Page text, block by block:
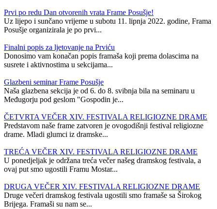
Prvi po redu Dan otvorenih vrata Frame Posušje!
Uz lijepo i sunčano vrijeme u subotu 11. lipnja 2022. godine, Frama
Posušje organizirala je po prvi...
Finalni popis za ljetovanje na Prviću
Donosimo vam konačan popis framaša koji prema dolascima na
susrete i aktivnostima u sekcijama...
Glazbeni seminar Frame Posušje
Naša glazbena sekcija je od 6. do 8. svibnja bila na seminaru u
Međugorju pod geslom "Gospodin je...
ČETVRTA VEČER XIV. FESTIVALA RELIGIOZNE DRAME
Predstavom naše frame zatvoren je ovogodišnji festival religiozne
drame. Mladi glumci iz dramske...
TREĆA VEČER XIV. FESTIVALA RELIGIOZNE DRAME
U ponedjeljak je održana treća večer našeg dramskog festivala, a
ovaj put smo ugostili Framu Mostar...
​​​​DRUGA VEČER XIV. FESTIVALA RELIGIOZNE DRAME
Druge večeri dramskog festivala ugostili smo framaše sa Širokog
Brijega. Framaši su nam se...